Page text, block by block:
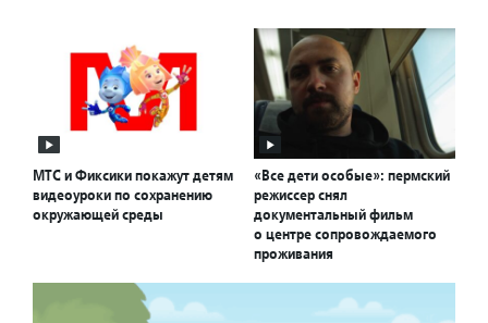
МТС и Фиксики покажут детям
видеоуроки по сохранению
окружающей среды
«Все дети особые»: пермский
режиссер снял
документальный фильм
о центре сопровождаемого
проживания